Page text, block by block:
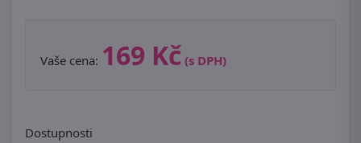
Vaše cena: 169 Kč (s DPH)
Dostupnosti